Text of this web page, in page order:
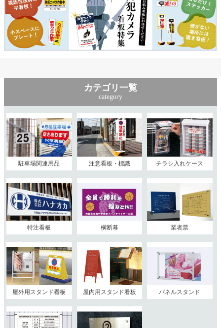
カテゴリ一覧
category
駐車場関連用品 注意看板・標識 チラシ入れケース
特注看板 横断幕 業者票
屋外用スタンド看板 屋内用スタンド看板 パネルスタンド